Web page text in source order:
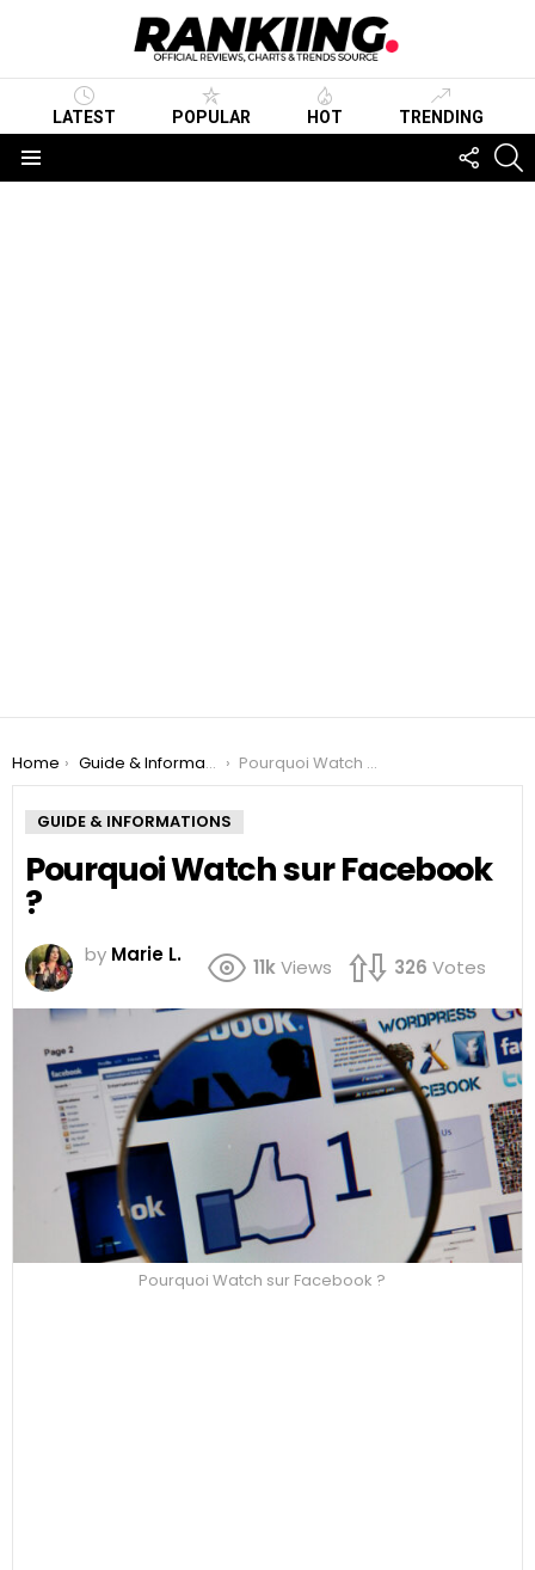
LATEST POPULAR HOT TRENDING
US
You are here:
Home Guide & Informations Pourquoi Watch sur Facebook ?
GUIDE & INFORMATIONS
Pourquoi Watch sur Facebook
?
by Marie L.
11kViews 326 Votes
Pourquoi Watch sur Facebook ?